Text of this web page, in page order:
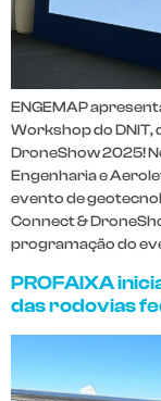
ENGEMAP
Workshop do DNIT,
DroneShow 2025!
Engenharia e
evento de
Connect &
programação do
PROFAIXA
das rodovias